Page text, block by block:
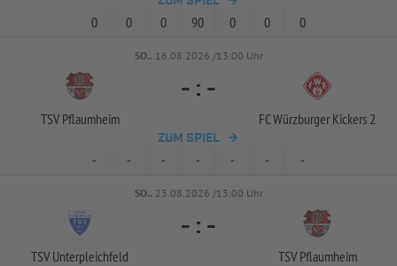
0 0 0 90 0 0 0
SO.. 16.08.2026 /13:00 Uhr
TSV Pflaumheim
- : -
FC Würzburger Kickers 2
ZUM SPIEL
- - - - - - -
SO.. 23.08.2026 /13:00 Uhr
TSV Unterpleichfeld
- : -
TSV Pflaumheim